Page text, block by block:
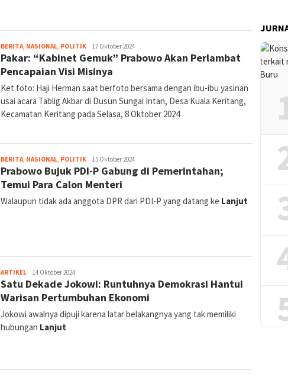
BERITA, NASIONAL, POLITIKjurnal
17 Oktober 2024
Pakar: “Kabinet Gemuk” Prabowo Akan Perlambat
Pencapaian Visi Misinya
Ket foto: Haji Herman saat berfoto bersama dengan ibu-ibu yasinan
usai acara Tablig Akbar di Dusun Sungai Intan, Desa Kuala Keritang,
Kecamatan Keritang pada Selasa, 8 Oktober 2024
BERITA, NASIONAL, POLITIKjurnal
15 Oktober 2024
Prabowo Bujuk PDI-P Gabung di Pemerintahan;
Temui Para Calon Menteri
Walaupun tidak ada anggota DPR dari PDI-P yang datang ke Lanjut
ARTIKELjurnal
14 Oktober 2024
Satu Dekade Jokowi: Runtuhnya Demokrasi Hantui
Warisan Pertumbuhan Ekonomi
Jokowi awalnya dipuji karena latar belakangnya yang tak memiliki
hubungan Lanjut